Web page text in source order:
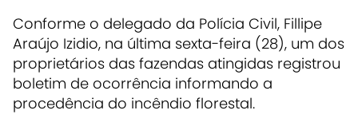
Conforme o delegado da Polícia Civil, Fillipe
Araújo Izidio, na última sexta-feira (28), um dos
proprietários das fazendas atingidas registrou
boletim de ocorrência informando a
procedência do incêndio florestal.